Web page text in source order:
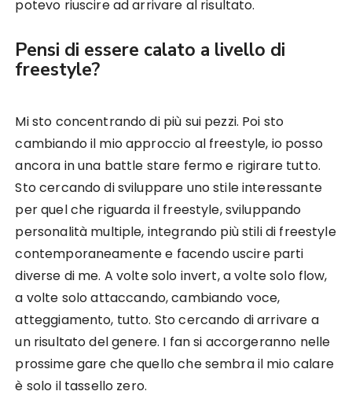
potevo riuscire ad arrivare al risultato.
Pensi di essere calato a livello di
freestyle?
Mi sto concentrando di più sui pezzi. Poi sto
cambiando il mio approccio al freestyle, io posso
ancora in una battle stare fermo e rigirare tutto.
Sto cercando di sviluppare uno stile interessante
per quel che riguarda il freestyle, sviluppando
personalità multiple, integrando più stili di freestyle
contemporaneamente e facendo uscire parti
diverse di me. A volte solo invert, a volte solo flow,
a volte solo attaccando, cambiando voce,
atteggiamento, tutto. Sto cercando di arrivare a
un risultato del genere. I fan si accorgeranno nelle
prossime gare che quello che sembra il mio calare
è solo il tassello zero.